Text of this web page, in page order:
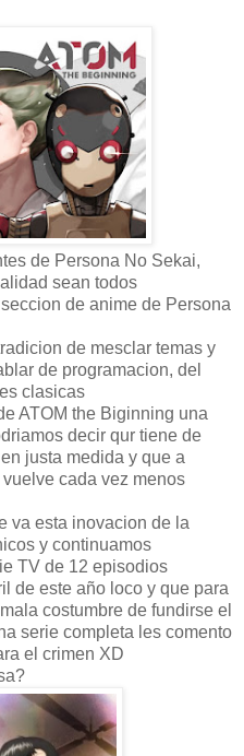
de Persona No Sekai,
sean todos
de anime de Persona
de mesclar temas y
de programacion, del
clasicas
ATOM the Biginning una
decir qur tiene de
justa medida y que a
cada vez menos
va esta inovacion de la
y continuamos
TV de 12 episodios
de este año loco y que para
costumbre de fundirse el
serie completa les comento
el crimen XD